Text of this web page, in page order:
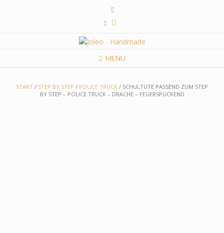
MENU
START / STEP BY STEP / POLICE TRUCK / SCHULTÜTE PASSEND ZUM STEP
BY STEP – POLICE TRUCK – DRACHE – FEUERSPUCKEND